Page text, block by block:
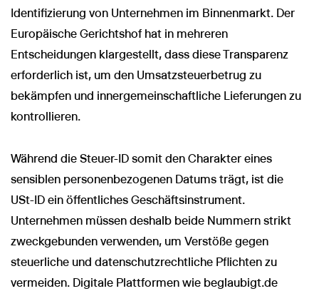
Identifizierung von Unternehmen im Binnenmarkt. Der
Europäische Gerichtshof hat in mehreren
Entscheidungen klargestellt, dass diese Transparenz
erforderlich ist, um den Umsatzsteuerbetrug zu
bekämpfen und innergemeinschaftliche Lieferungen zu
kontrollieren.
Während die Steuer-ID somit den Charakter eines
sensiblen personenbezogenen Datums trägt, ist die
USt-ID ein öffentliches Geschäftsinstrument.
Unternehmen müssen deshalb beide Nummern strikt
zweckgebunden verwenden, um Verstöße gegen
steuerliche und datenschutzrechtliche Pflichten zu
vermeiden. Digitale Plattformen wie beglaubigt.de